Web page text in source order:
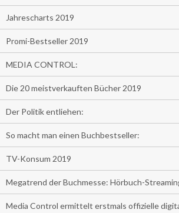
Jahrescharts 2019
Promi-Bestseller 2019
MEDIA CONTROL:
Die 20 meistverkauften Bücher 2019
Der Politik entliehen:
So macht man einen Buchbestseller:
TV-Konsum 2019
Megatrend der Buchmesse: Hörbuch-
Media Control ermittelt erstmals offizielle